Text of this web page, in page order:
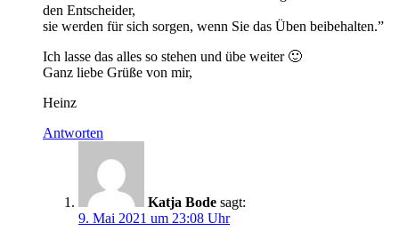
den Entscheider,
sie werden für sich sorgen, wenn Sie das Üben beibehalten.”
Ich lasse das alles so stehen und übe weiter 🙂
Ganz liebe Grüße von mir,
Heinz
Antworten
Katja Bode sagt:
9. Mai 2021 um 23:08 Uhr